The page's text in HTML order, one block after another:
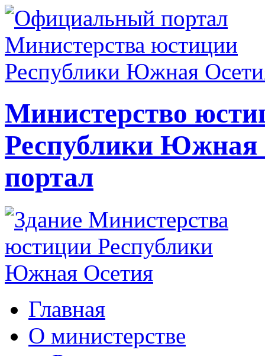
Министерство
Республики
портал
Главная
О министерстве